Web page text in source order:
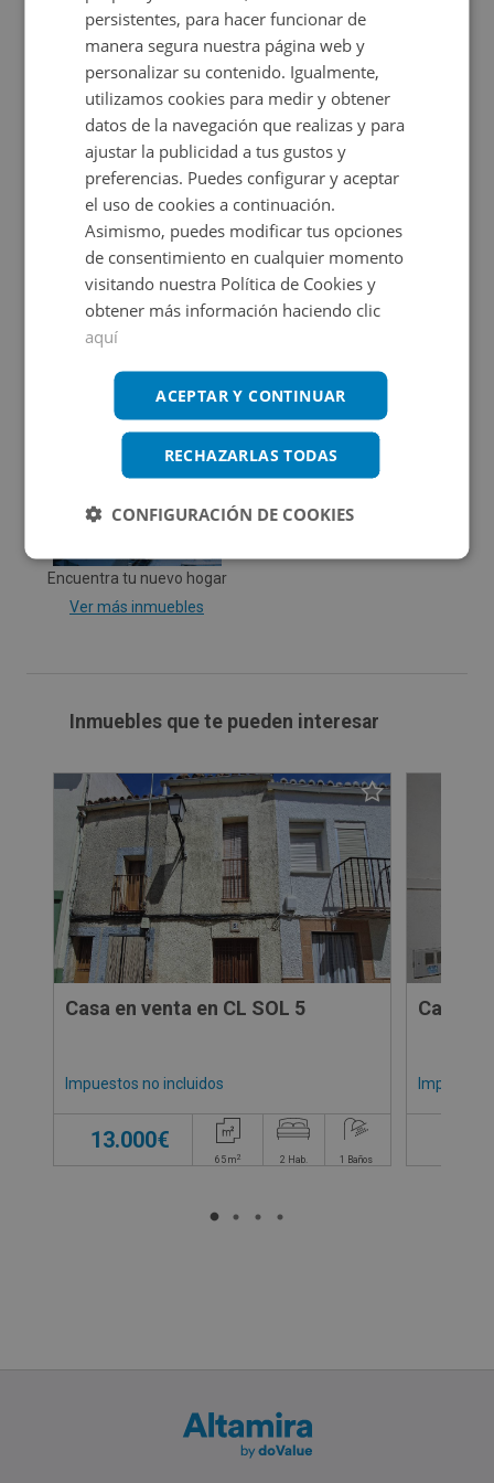
Certificado energético
No aplica. RD 390 / 2021
Promociones asociadas
Nuevo año, nuevo hogar
Ver más inmuebles
Encuentra tu nuevo hogar
Ver más inmuebles
Inmuebles que te pueden interesar
Casa en venta en CL SOL 5
Impuestos no incluidos
13.000€
65 m2 2 Hab. 1 Baños
Casa
persistentes, para hacer funcionar de
manera segura nuestra página web y
personalizar su contenido. Igualmente,
utilizamos cookies para medir y obtener
datos de la navegación que realizas y para
ajustar la publicidad a tus gustos y
preferencias. Puedes configurar y aceptar
el uso de cookies a continuación.
Asimismo, puedes modificar tus opciones
de consentimiento en cualquier momento
visitando nuestra Política de Cookies y
obtener más información haciendo clic
aquí
ACEPTAR Y CONTINUAR
RECHAZARLAS TODAS
CONFIGURACIÓN DE COOKIES